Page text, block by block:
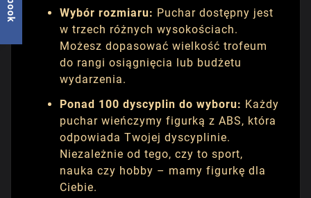
Wybór rozmiaru: Puchar dostępny jest
w trzech różnych wysokościach.
Możesz dopasować wielkość trofeum
do rangi osiągnięcia lub budżetu
wydarzenia.
Ponad 100 dyscyplin do wyboru: Każdy
puchar wieńczymy figurką z ABS, która
odpowiada Twojej dyscyplinie.
Niezależnie od tego, czy to sport,
nauka czy hobby – mamy figurkę dla
Ciebie.